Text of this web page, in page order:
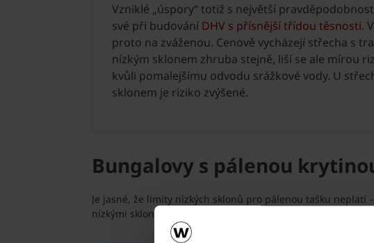
Vzniklé „úspory“ totiž s největší
své při budování DHV s přísnější třídou těsnosti.
proto na zváženou. Cenově vycházejí střecha s
nízkým sklonem zhruba stejně, liší se ale mírou
kvůli pomalejšímu odvodu srážkové vody. U
sklonem je riziko zvýšené.
Bungalovy s pálenou
Je jasné, že limity nízkých sklonů pro pálenou tašku
nízkými sklony používat k plné spokojenosti.